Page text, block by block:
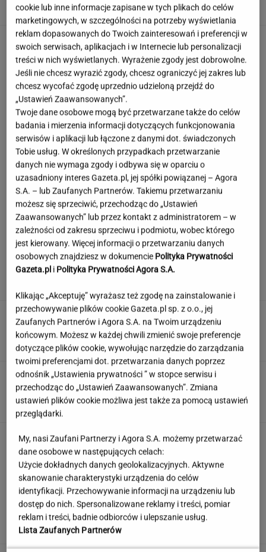
To najdłuższe jezioro w Polsce. Ma aż 16 wysp
13 pytań o kultowe polskie seriale. Znasz je
na tyle, by zdobyć 13/13?
"Mam nadzieję, że zrobią trzecią część". Po 20
latach wywołał burzę
Jedno przekonanie może utrudniać życie
osobom z astygmatyzmem. Zwłaszcza latem
MATERIAŁ PROMOCYJNY
Uruchomili "Tindera dla
medyków". Szybko zgłosili się też adwokaci
SUBSKRYPCJA
cookie lub inne informacje zapisane w tych plikach do celów
marketingowych, w szczególności na potrzeby wyświetlania
reklam dopasowanych do Twoich zainteresowań i preferencji w
swoich serwisach, aplikacjach i w Internecie lub personalizacji
treści w nich wyświetlanych. Wyrażenie zgody jest dobrowolne.
Jeśli nie chcesz wyrazić zgody, chcesz ograniczyć jej zakres lub
chcesz wycofać zgodę uprzednio udzieloną przejdź do
„Ustawień Zaawansowanych”.
Twoje dane osobowe mogą być przetwarzane także do celów
badania i mierzenia informacji dotyczących funkcjonowania
serwisów i aplikacji lub łączone z danymi dot. świadczonych
Tobie usług. W określonych przypadkach przetwarzanie
danych nie wymaga zgody i odbywa się w oparciu o
uzasadniony interes Gazeta.pl, jej spółki powiązanej – Agora
S.A. – lub Zaufanych Partnerów. Takiemu przetwarzaniu
możesz się sprzeciwić, przechodząc do „Ustawień
Zaawansowanych” lub przez kontakt z administratorem – w
zależności od zakresu sprzeciwu i podmiotu, wobec którego
jest kierowany. Więcej informacji o przetwarzaniu danych
osobowych znajdziesz w dokumencie Polityka Prywatności
Gazeta.pl i Polityka Prywatności Agora S.A.
Klikając „Akceptuję” wyrażasz też zgodę na zainstalowanie i
przechowywanie plików cookie Gazeta.pl sp. z o.o., jej
Zaufanych Partnerów i Agora S.A. na Twoim urządzeniu
końcowym. Możesz w każdej chwili zmienić swoje preferencje
dotyczące plików cookie, wywołując narzędzie do zarządzania
twoimi preferencjami dot. przetwarzania danych poprzez
odnośnik „Ustawienia prywatności ” w stopce serwisu i
przechodząc do „Ustawień Zaawansowanych”. Zmiana
ustawień plików cookie możliwa jest także za pomocą ustawień
przeglądarki.
My, nasi Zaufani Partnerzy i Agora S.A. możemy przetwarzać
dane osobowe w następujących celach:
Użycie dokładnych danych geolokalizacyjnych. Aktywne
skanowanie charakterystyki urządzenia do celów
identyfikacji. Przechowywanie informacji na urządzeniu lub
dostęp do nich. Spersonalizowane reklamy i treści, pomiar
reklam i treści, badnie odbiorców i ulepszanie usług.
Lista Zaufanych Partnerów